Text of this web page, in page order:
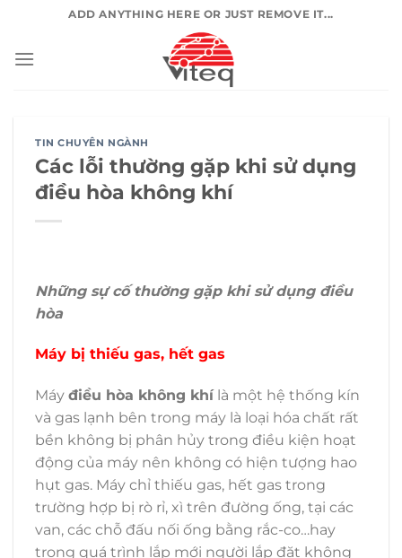
nội
ADD ANYTHING HERE OR JUST REMOVE IT...
TIN CHUYÊN NGÀNH
Các lỗi thường gặp khi sử dụng
điều hòa không khí
Những sự cố thường gặp khi sử dụng điều
hòa
Máy bị thiếu gas, hết gas
Máy điều hòa không khílà một hệ thống kín
và gas lạnh bên trong máy là loại hóa chất rất
bền không bị phân hủy trong điều kiện hoạt
động của máy nên không có hiện tượng hao
hụt gas. Máy chỉ thiếu gas, hết gas trong
trường hợp bị rò rỉ, xì trên đường ống, tại các
van, các chỗ đấu nối ống bằng rắc-co…hay
trong quá trình lắp mới người lắp đặt không